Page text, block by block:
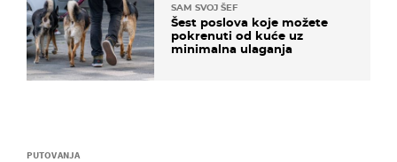
PUTOVANJA
SAM SVOJ ŠEF
Šest poslova koje možete
pokrenuti od kuće uz
minimalna ulaganja